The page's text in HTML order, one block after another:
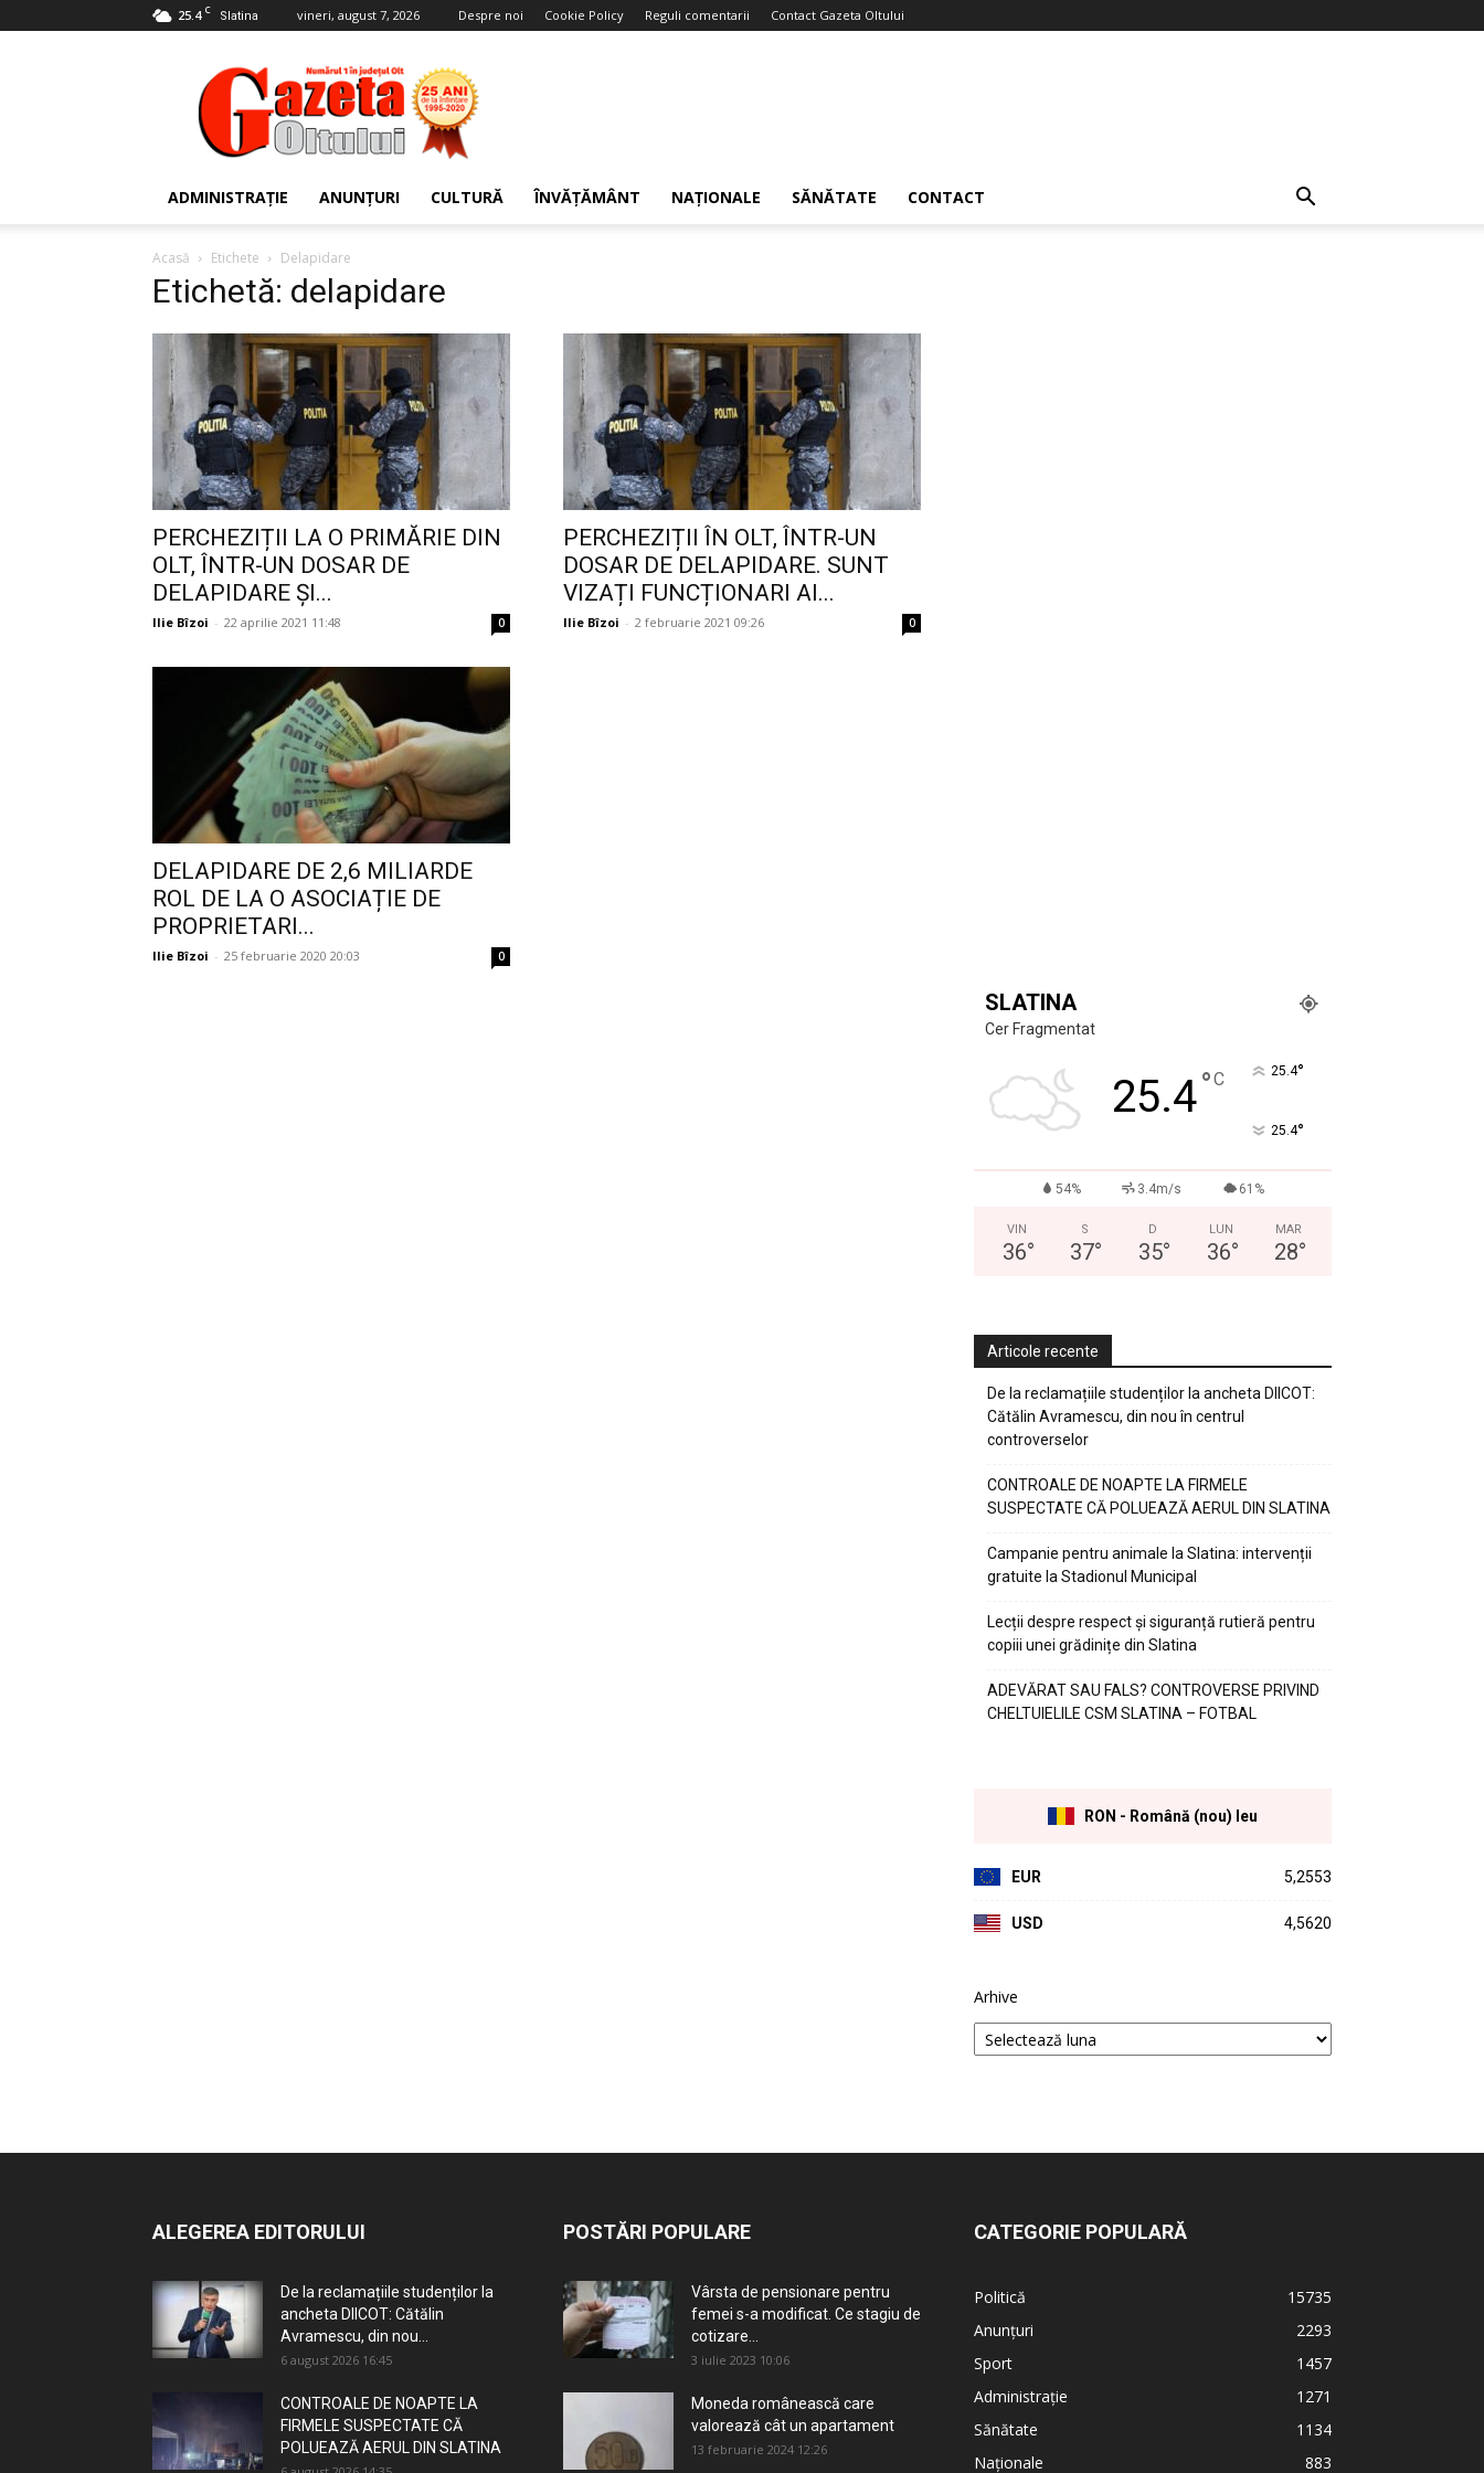
25.4 C Slatina vineri, august 7, 2026 Despre noi Cookie Policy Reguli comentarii Contact Gazeta Oltului
Gazeta
Oltului
ADMINISTRAȚIE ANUNȚURI CULTURĂ ÎNVĂȚĂMÂNT NAȚIONALE SĂNĂTATE CONTACT
Acasă Etichete Delapidare
Etichetă: delapidare
PERCHEZIȚII LA O PRIMĂRIE DIN
OLT, ÎNTR-UN DOSAR DE
DELAPIDARE ȘI...
Ilie Bîzoi - 22 aprilie 2021 11:48 0
PERCHEZIȚII ÎN OLT, ÎNTR-UN
DOSAR DE DELAPIDARE. SUNT
VIZAȚI FUNCȚIONARI AI...
Ilie Bîzoi - 2 februarie 2021 09:26 0
DELAPIDARE DE 2,6 MILIARDE
ROL DE LA O ASOCIAȚIE DE
PROPRIETARI...
Ilie Bîzoi - 25 februarie 2020 20:03 0
SLATINA
Cer Fragmentat
25.4°C 25.4°
25.4°
54% 3.4m/s 61%
VIN
36°
S
37°
D
35°
LUN
36°
MAR
28°
Articole recente
De la reclamațiile studenților la ancheta DIICOT:
Cătălin Avramescu, din nou în centrul
controverselor
CONTROALE DE NOAPTE LA FIRMELE
SUSPECTATE CĂ POLUEAZĂ AERUL DIN SLATINA
Campanie pentru animale la Slatina: intervenții
gratuite la Stadionul Municipal
Lecții despre respect și siguranță rutieră pentru
copiii unei grădinițe din Slatina
ADEVĂRAT SAU FALS? CONTROVERSE PRIVIND
CHELTUIELILE CSM SLATINA – FOTBAL
RON - Română (nou) leu
EUR 5,2553
USD 4,5620
Arhive
ALEGEREA EDITORULUI
De la reclamațiile studenților la
ancheta DIICOT: Cătălin
Avramescu, din nou...
6 august 2026 16:45
CONTROALE DE NOAPTE LA
FIRMELE SUSPECTATE CĂ
POLUEAZĂ AERUL DIN SLATINA
POSTĂRI POPULARE
Vârsta de pensionare pentru
femei s-a modificat. Ce stagiu de
cotizare...
3 iulie 2023 10:06
Moneda românească care
valorează cât un apartament
13 februarie 2024 12:26
CATEGORIE POPULARĂ
Politică
15735
Anunțuri
2293
Sport
1457
Administrație
1271
Sănătate
1134
Naționale
883